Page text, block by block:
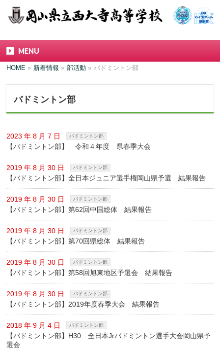
MENU
HOME » 新着情報 » 部活動 » バドミントン部
バドミントン部
2023 年 8 月 7 日 バドミントン部
【バドミントン部】 令和４年度 県春季大会
2019 年 8 月 30 日 バドミントン部
【バドミントン部】全日本ジュニア選手権岡山県予選 結果報告
2019 年 8 月 30 日 バドミントン部
【バドミントン部】第62回中国総体 結果報告
2019 年 8 月 30 日 バドミントン部
【バドミントン部】第70回県総体 結果報告
2019 年 8 月 30 日 バドミントン部
【バドミントン部】第58回旭東地区予選会 結果報告
2019 年 8 月 30 日 バドミントン部
【バドミントン部】2019年度春季大会 結果報告
2018 年 9 月 4 日 バドミントン部
【バドミントン部】H30 全日本Jrバドミントン選手大会岡山県予
選会